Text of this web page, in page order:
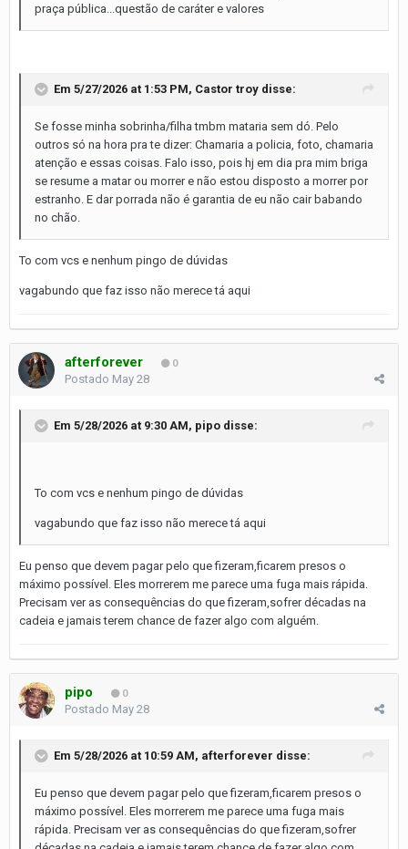
praça pública...questão de caráter e valores
Em 5/27/2026 at 1:53 PM, Castor troy disse:
Se fosse minha sobrinha/filha tmbm mataria sem dó. Pelo
outros só na hora pra te dizer: Chamaria a policia, foto, chamaria
atenção e essas coisas. Falo isso, pois hj em dia pra mim briga
se resume a matar ou morrer e não estou disposto a morrer por
estranho. E dar porrada não é garantia de eu não cair babando
no chão.
To com vcs e nenhum pingo de dúvidas
vagabundo que faz isso não merece tá aqui
afterforever 0
Postado May 28
Em 5/28/2026 at 9:30 AM, pipo disse:
To com vcs e nenhum pingo de dúvidas
vagabundo que faz isso não merece tá aqui
Eu penso que devem pagar pelo que fizeram,ficarem presos o
máximo possível. Eles morrerem me parece uma fuga mais rápida.
Precisam ver as consequências do que fizeram,sofrer décadas na
cadeia e jamais terem chance de fazer algo com alguém.
pipo 0
Postado May 28
Em 5/28/2026 at 10:59 AM, afterforever disse:
Eu penso que devem pagar pelo que fizeram,ficarem presos o
máximo possível. Eles morrerem me parece uma fuga mais
rápida. Precisam ver as consequências do que fizeram,sofrer